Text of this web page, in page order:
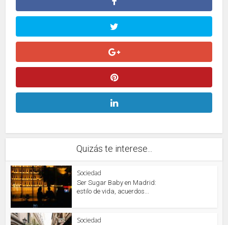
Quizás te interese...
Sociedad
Ser Sugar Baby en Madrid:
estilo de vida, acuerdos...
Sociedad